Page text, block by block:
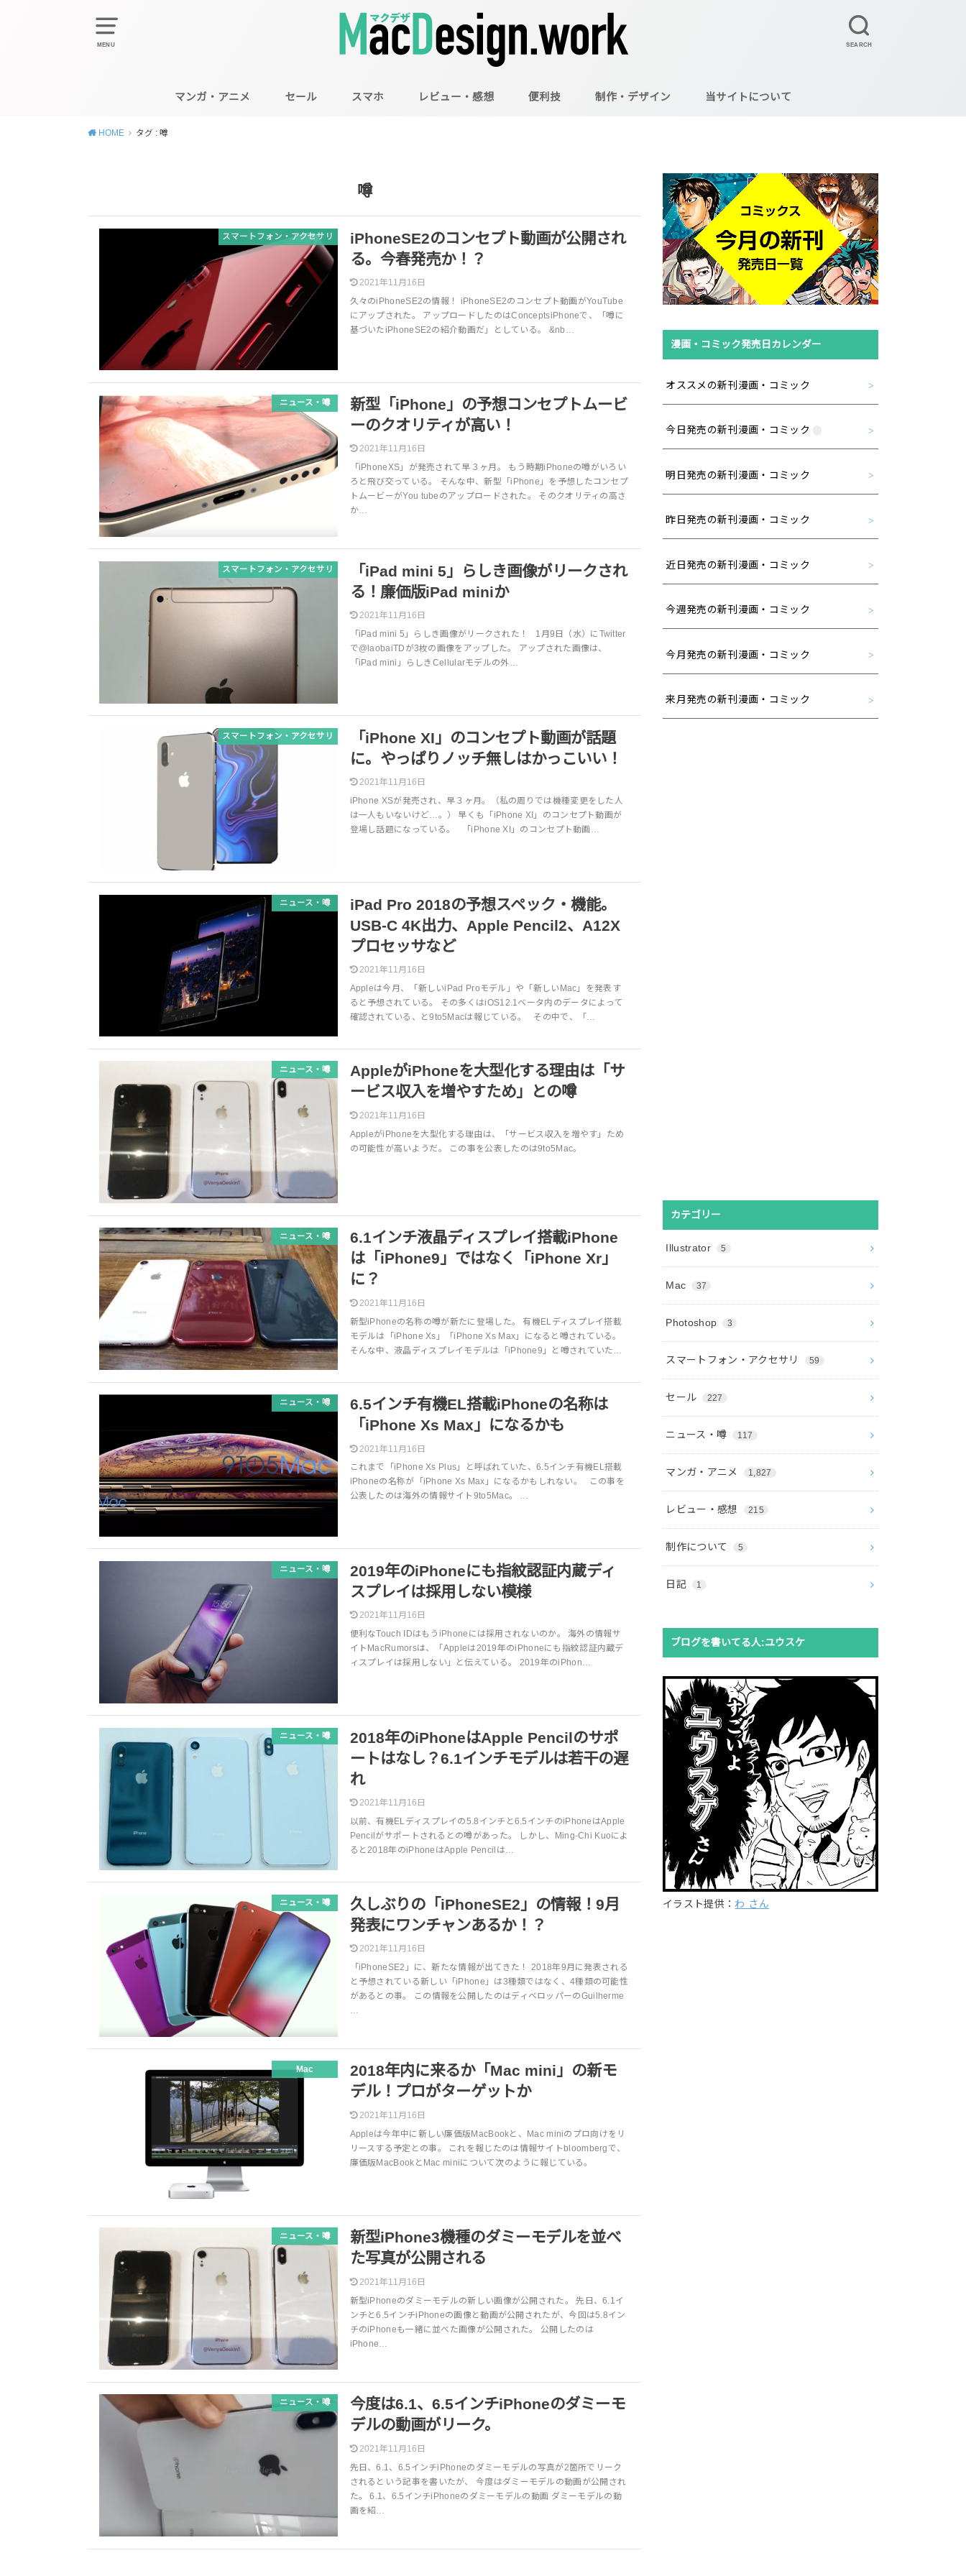
MENU SEARCH
マンガ・アニメ セール スマホ レビュー・感想 便利技 制作・デザイン 当サイトについて
HOME タグ : 噂
噂
スマートフォン・アクセサリ
iPhoneSE2のコンセプト動画が公開され
る。今春発売か！？
2021年11月16日
久々のiPhoneSE2の情報！ iPhoneSE2のコンセプト動画がYouTube
にアップされた。 アップロードしたのはConceptsiPhoneで、「噂に
基づいたiPhoneSE2の紹介動画だ」としている。 &nb…
ニュース・噂
新型「iPhone」の予想コンセプトムービ
ーのクオリティが高い！
2021年11月16日
「iPhoneXS」が発売されて早３ヶ月。 もう時期iPhoneの噂がいろい
ろと飛び交っている。 そんな中、新型「iPhone」を予想したコンセプ
トムービーがYou tubeのアップロードされた。 そのクオリティの高さ
か…
スマートフォン・アクセサリ
「iPad mini 5」らしき画像がリークされ
る！廉価版iPad miniか
2021年11月16日
「iPad mini 5」らしき画像がリークされた！ 1月9日（水）にTwitter
で@laobaiTDが3枚の画像をアップした。 アップされた画像は、
「iPad mini」らしきCellularモデルの外…
スマートフォン・アクセサリ
「iPhone XI」のコンセプト動画が話題
に。やっぱりノッチ無しはかっこいい！
2021年11月16日
iPhone XSが発売され、早３ヶ月。（私の周りでは機種変更をした人
は一人もいないけど…。） 早くも「iPhone XI」のコンセプト動画が
登場し話題になっている。 「iPhone XI」のコンセプト動画…
ニュース・噂
iPad Pro 2018の予想スペック・機能。
USB-C 4K出力、Apple Pencil2、A12X
プロセッサなど
2021年11月16日
Appleは今月、「新しいiPad Proモデル」や「新しいMac」を発表す
ると予想されている。 その多くはiOS12.1ベータ内のデータによって
確認されている、と9to5Macは報じている。 その中で、「…
ニュース・噂
AppleがiPhoneを大型化する理由は「サ
ービス収入を増やすため」との噂
2021年11月16日
AppleがiPhoneを大型化する理由は、「サービス収入を増やす」ため
の可能性が高いようだ。 この事を公表したのは9to5Mac。
ニュース・噂
6.1インチ液晶ディスプレイ搭載iPhone
は「iPhone9」ではなく「iPhone Xr」
に？
2021年11月16日
新型iPhoneの名称の噂が新たに登場した。 有機ELディスプレイ搭載
モデルは「iPhone Xs」「iPhone Xs Max」になると噂されている。
そんな中、液晶ディスプレイモデルは「iPhone9」と噂されていた…
ニュース・噂
6.5インチ有機EL搭載iPhoneの名称は
「iPhone Xs Max」になるかも
2021年11月16日
これまで「iPhone Xs Plus」と呼ばれていた、6.5インチ有機EL搭載
iPhoneの名称が「iPhone Xs Max」になるかもしれない。 この事を
公表したのは海外の情報サイト9to5Mac。 …
ニュース・噂
2019年のiPhoneにも指紋認証内蔵ディ
スプレイは採用しない模様
2021年11月16日
便利なTouch IDはもうiPhoneには採用されないのか。 海外の情報サ
イトMacRumorsは、「Appleは2019年のiPhoneにも指紋認証内蔵デ
ィスプレイは採用しない」と伝えている。 2019年のiPhon…
ニュース・噂
2018年のiPhoneはApple Pencilのサポ
ートはなし？6.1インチモデルは若干の遅
れ
2021年11月16日
以前、有機ELディスプレイの5.8インチと6.5インチのiPhoneはApple
Pencilがサポートされるとの噂があった。 しかし、Ming-Chi Kuoによ
ると2018年のiPhoneはApple Pencilは…
ニュース・噂
久しぶりの「iPhoneSE2」の情報！9月
発表にワンチャンあるか！？
2021年11月16日
「iPhoneSE2」に、新たな情報が出てきた！ 2018年9月に発表される
と予想されている新しい「iPhone」は3種類ではなく、4種類の可能性
があるとの事。 この情報を公開したのはディベロッパーのGuilherme
…
Mac
2018年内に来るか「Mac mini」の新モ
デル！プロがターゲットか
2021年11月16日
Appleは今年中に新しい廉価版MacBookと、Mac miniのプロ向けをリ
リースする予定との事。 これを報じたのは情報サイトbloombergで、
廉価版MacBookとMac miniについて次のように報じている。
ニュース・噂
新型iPhone3機種のダミーモデルを並べ
た写真が公開される
2021年11月16日
新型iPhoneのダミーモデルの新しい画像が公開された。 先日、6.1イ
ンチと6.5インチiPhoneの画像と動画が公開されたが、今回は5.8イン
チのiPhoneも一緒に並べた画像が公開された。 公開したのは
iPhone…
ニュース・噂
今度は6.1、6.5インチiPhoneのダミーモ
デルの動画がリーク。
2021年11月16日
先日、6.1、6.5インチiPhoneのダミーモデルの写真が2箇所でリーク
されるという記事を書いたが、 今度はダミーモデルの動画が公開され
た。 6.1、6.5インチiPhoneのダミーモデルの動画 ダミーモデルの動
画を紹…
漫画・コミック発売日カレンダー
オススメの新刊漫画・コミック
今日発売の新刊漫画・コミック
明日発売の新刊漫画・コミック
昨日発売の新刊漫画・コミック
近日発売の新刊漫画・コミック
今週発売の新刊漫画・コミック
今月発売の新刊漫画・コミック
来月発売の新刊漫画・コミック
カテゴリー
Illustrator 5
Mac 37
Photoshop 3
スマートフォン・アクセサリ 59
セール 227
ニュース・噂 117
マンガ・アニメ 1,827
レビュー・感想 215
制作について 5
日記 1
ブログを書いてる人:ユウスケ
イラスト提供： わ さん